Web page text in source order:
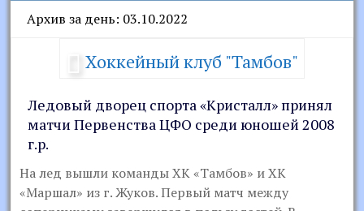
Архив за день: 03.10.2022
Хоккейный клуб "Тамбов"
Ледовый дворец спорта «Кристалл» принял
матчи Первенства ЦФО среди юношей 2008
г.р.
На лед вышли команды ХК «Тамбов» и ХК
«Маршал» из г. Жуков. Первый матч между